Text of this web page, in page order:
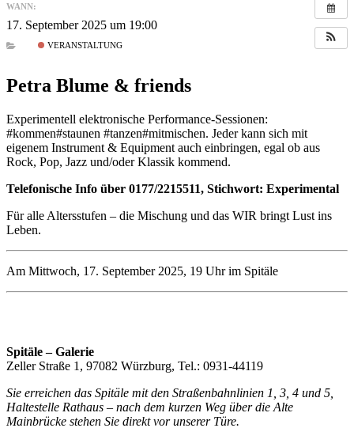
WANN:
17. September 2025 um 19:00
VERANSTALTUNG
Petra Blume & friends
Experimentell elektronische Performance-Sessionen:
#kommen#staunen #tanzen#mitmischen. Jeder kann sich mit
eigenem Instrument & Equipment auch einbringen, egal ob aus
Rock, Pop, Jazz und/oder Klassik kommend.
Telefonische Info über 0177/2215511, Stichwort: Experimental
Für alle Altersstufen – die Mischung und das WIR bringt Lust ins
Leben.
Am Mittwoch, 17. September 2025, 19 Uhr im Spitäle
Spitäle – Galerie
Zeller Straße 1, 97082 Würzburg, Tel.: 0931-44119
Sie erreichen das Spitäle mit den Straßenbahnlinien 1, 3, 4 und 5,
Haltestelle Rathaus – nach dem kurzen Weg über die Alte
Mainbrücke stehen Sie direkt vor unserer Türe.